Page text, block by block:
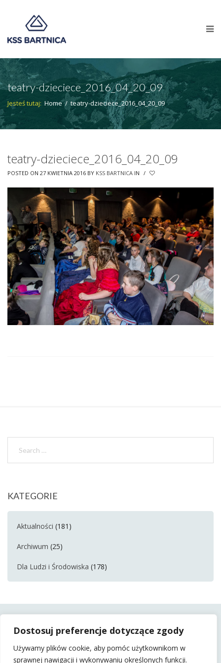
Dostosuj preferencje dotyczące zgody
Używamy plików cookie, aby pomóc użytkownikom w
sprawnej nawigacji i wykonywaniu określonych funkcji.
teatry-dzieciece_2016_04_20_09
Jesteś tutaj: Home / teatry-dzieciece_2016_04_20_09
teatry-dzieciece_2016_04_20_09
POSTED ON 27 KWIETNIA 2016 BY KSS BARTNICA IN /
KATEGORIE
Aktualności (181)
Archiwum (25)
Dla Ludzi i Środowiska (178)